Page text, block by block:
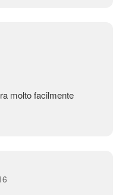
molto facilmente